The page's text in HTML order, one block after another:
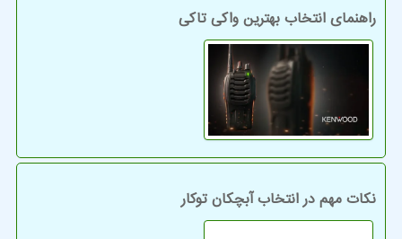
راهنمای انتخاب بهترین واکی تاکی
نکات مهم در انتخاب آبچکان توکار